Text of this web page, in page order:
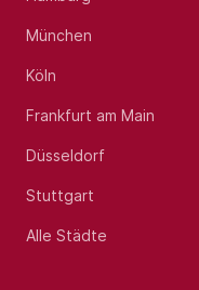
München
Köln
Frankfurt am Main
Düsseldorf
Stuttgart
Alle Städte